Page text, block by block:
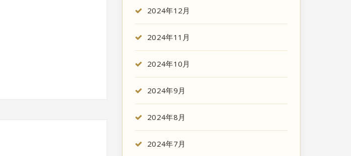
2024年12月
2024年11月
2024年10月
2024年9月
2024年8月
2024年7月